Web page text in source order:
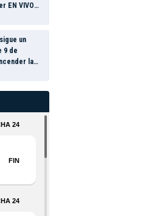
EN VIVO
de la
un
9 de
la